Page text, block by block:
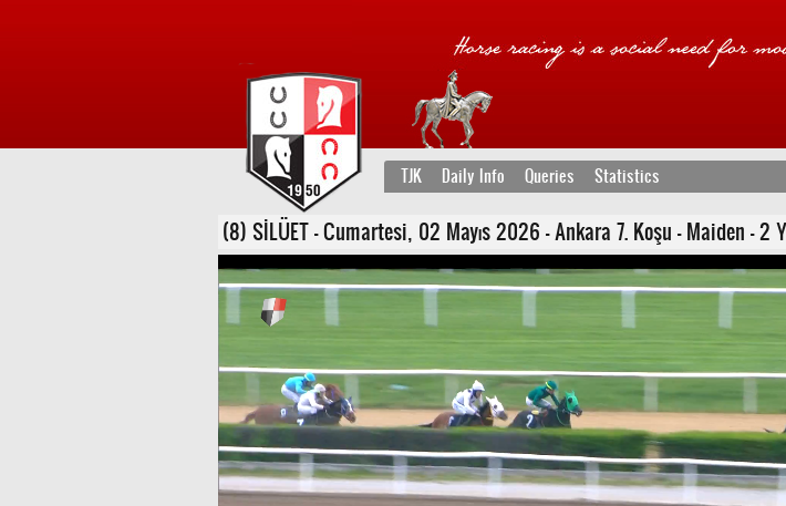
TJK Daily Info Queries Statistics
(8) SİLÜET - Cumartesi, 02 Mayıs 2026 - Ankara 7. Koşu - Maiden - 2